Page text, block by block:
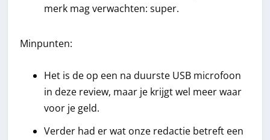
merk mag verwachten: super.
Minpunten:
Het is de op een na duurste USB microfoon
in deze review, maar je krijgt wel meer waar
voor je geld.
Verder had er wat onze redactie betreft een